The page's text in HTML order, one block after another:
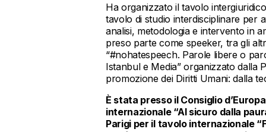
Ha organizzato il tavolo
tavolo di studio interdisciplinare per
analisi, metodologia e intervento in
preso parte come speeker, tra gli
“#nohatespeech. Parole libere o
Istanbul e Media” organizzato dalla
promozione dei Diritti Umani: dalla
È stata presso il Consiglio
internazionale “Al sicuro dalla
Parigi per il tavolo internazionale